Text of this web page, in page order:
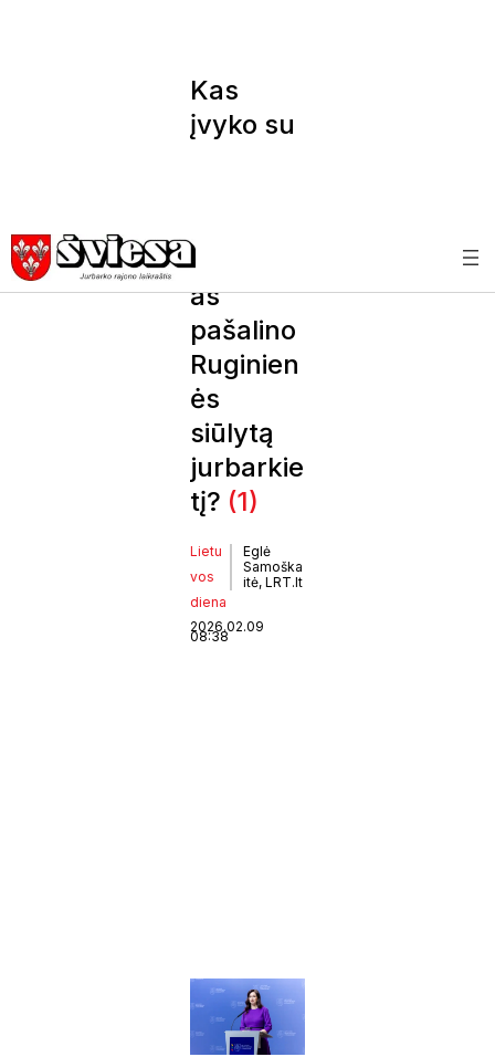
Kas
įvyko su
Žuromsk
as
pašalino
Ruginien
ės
siūlytą
jurbarkie
tį? (1)
Lietu
vos
diena
Eglė
Samoška
itė, LRT.lt
2026.02.09
08:38